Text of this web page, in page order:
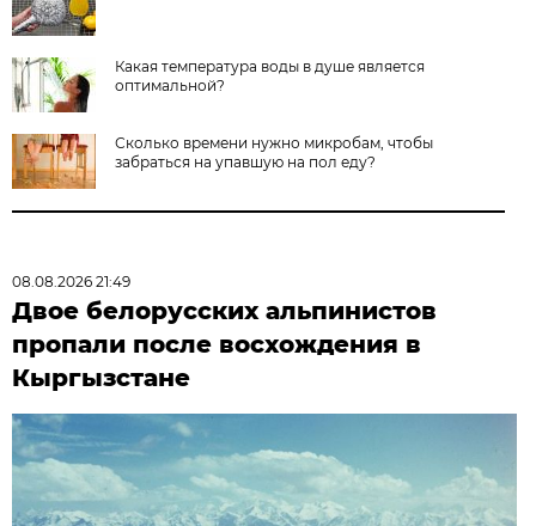
Какая температура воды в душе является
оптимальной?
Сколько времени нужно микробам, чтобы
забраться на упавшую на пол еду?
08.08.2026 21:49
Двое белорусских альпинистов
пропали после восхождения в
Кыргызстане